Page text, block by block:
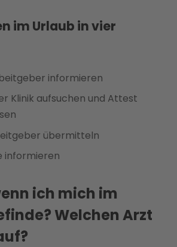
im Urlaub in vier
informieren
Klinik aufsuchen und Attest
übermitteln
informieren
ich mich im
Welchen Arzt